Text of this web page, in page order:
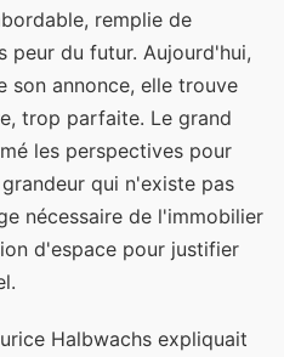
remplie de
peur du futur. Aujourd'hui,
son annonce, elle trouve
trop parfaite. Le grand
les perspectives pour
qui n'existe pas
nécessaire de l'immobilier
d'espace pour justifier
Halbwachs expliquait